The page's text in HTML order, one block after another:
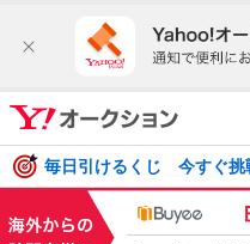
毎日引けるくじ 今すぐ挑